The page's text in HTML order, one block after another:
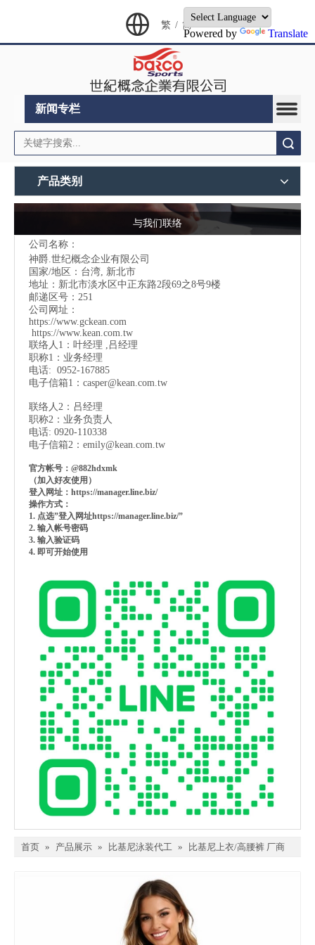
Powered by Translate
繁 / 简
新闻专栏
产品类别
与我们联络
公司名称：
神爵.世纪概念企业有限公司
国家/地区：台湾, 新北市
地址： 新北市淡水区中正东路2段69之8号9楼
邮递区号：251
公司网址：
https://www.gckean.com
https://www.kean.com.tw
联络人1：叶经理 ,吕经理
职称1：业务经理
电话: 0952-167885
电子信箱1： casper@kean.com.tw
联络人2：吕经理
职称2：业务负责人
电话: 0920-110338
电子信箱2： emily@kean.com.tw
官方帐号：@882hdxmk
（加入好友使用）
登入网址：https://manager.line.biz/
操作方式：
1. 点选”登入网址https://manager.line.biz/”
2. 输入帐号密码
3. 输入验证码
4. 即可开始使用
首页 » 产品展示 » 比基尼泳装代工 » 比基尼上衣/高腰裤 厂商